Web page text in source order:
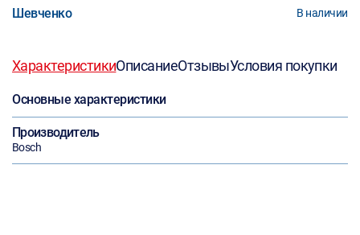
Шевченко В наличии
ХарактеристикиОписаниеОтзывыУсловия покупки
Основные характеристики
Производитель
Bosch